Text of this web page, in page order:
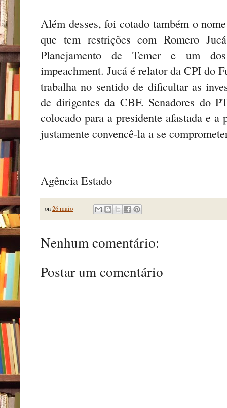
Além desses, foi cotado também o
que tem restrições com Romero
Planejamento de Temer e um
impeachment. Jucá é relator da CPI do
trabalha no sentido de dificultar as
de dirigentes da CBF. Senadores do
colocado para a presidente afastada e
justamente convencê-la a se
Agência Estado
on26 maio
Nenhum comentário:
Postar um comentário